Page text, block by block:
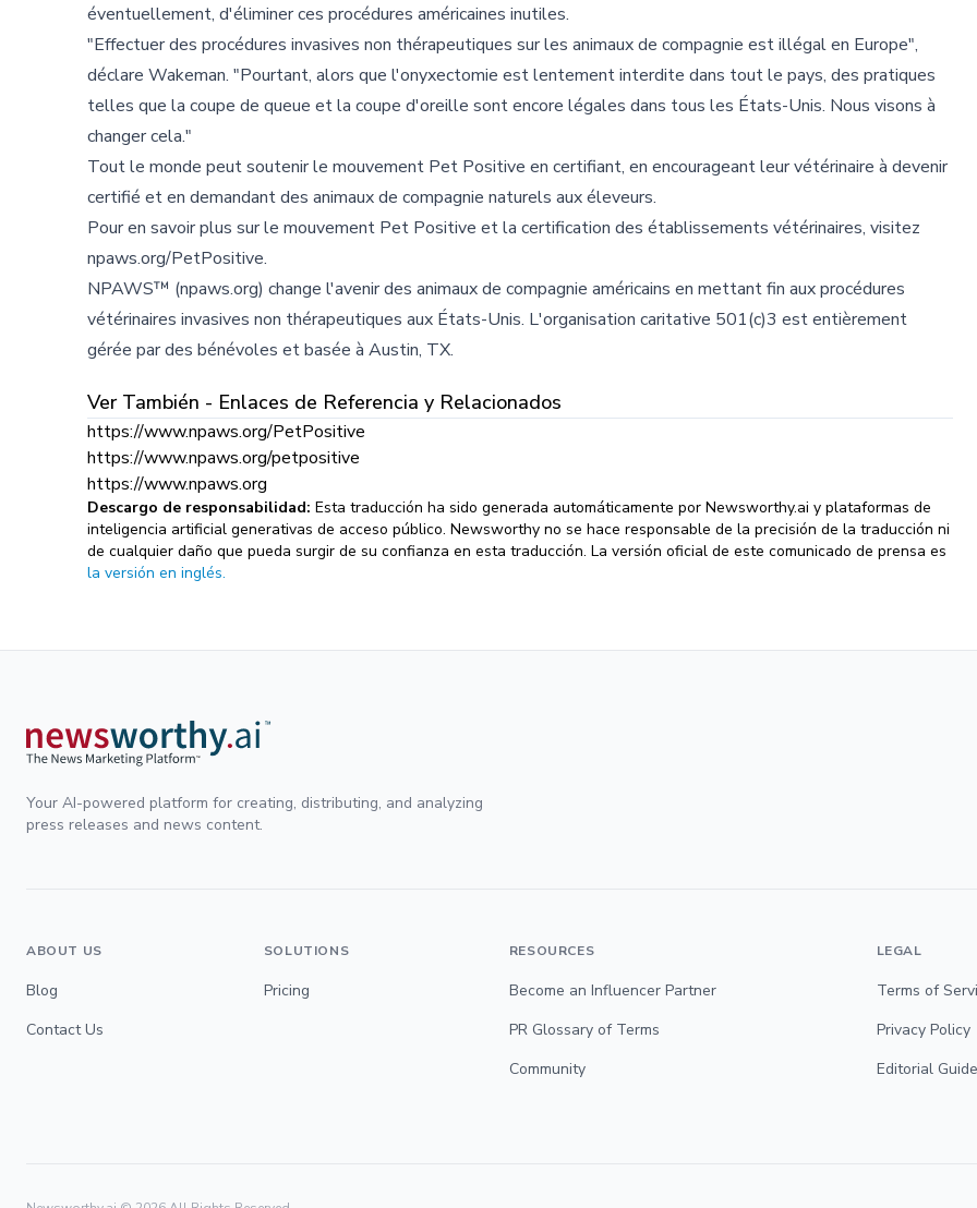
éventuellement, d'éliminer ces procédures américaines inutiles.
"Effectuer des procédures invasives non thérapeutiques sur les animaux de compagnie est illégal en Europe",
déclare Wakeman. "Pourtant, alors que l'onyxectomie est lentement interdite dans tout le pays, des pratiques
telles que la coupe de queue et la coupe d'oreille sont encore légales dans tous les États-Unis. Nous visons à
changer cela."
Tout le monde peut soutenir le mouvement Pet Positive en certifiant, en encourageant leur vétérinaire à devenir
certifié et en demandant des animaux de compagnie naturels aux éleveurs.
Pour en savoir plus sur le mouvement Pet Positive et la certification des établissements vétérinaires, visitez
npaws.org/PetPositive.
NPAWS™ (npaws.org) change l'avenir des animaux de compagnie américains en mettant fin aux procédures
vétérinaires invasives non thérapeutiques aux États-Unis. L'organisation caritative 501(c)3 est entièrement
gérée par des bénévoles et basée à Austin, TX.
Ver También - Enlaces de Referencia y Relacionados
https://www.npaws.org/PetPositive
https://www.npaws.org/petpositive
https://www.npaws.org
Descargo de responsabilidad: Esta traducción ha sido generada automáticamente por Newsworthy.ai y plataformas de
inteligencia artificial generativas de acceso público. Newsworthy no se hace responsable de la precisión de la traducción ni
de cualquier daño que pueda surgir de su confianza en esta traducción. La versión oficial de este comunicado de prensa es
la versión en inglés.
Your AI-powered platform for creating, distributing, and analyzing
press releases and news content.
ABOUT US
Blog
Contact Us
SOLUTIONS
Pricing
RESOURCES
Become an Influencer Partner
PR Glossary of Terms
Community
LEGAL
Terms of
Privacy Policy
Editorial